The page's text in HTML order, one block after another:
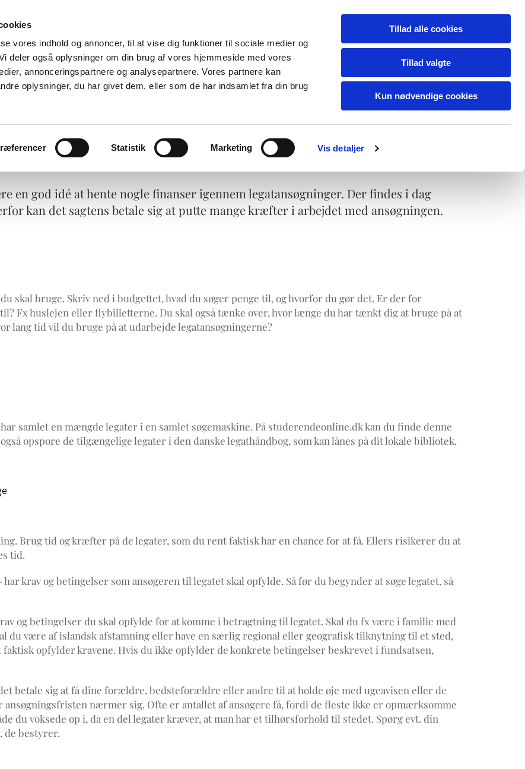
vores indhold og annoncer, til at vise dig funktioner til sociale medier og
deler også oplysninger om din brug af vores hjemmeside med vores
annonceringspartnere og analysepartnere. Vores partnere kan
oplysninger, du har givet dem, eller som de har indsamlet fra din brug
Statistik Marketing Vis detaljer
Tillad alle cookies
Tillad valgte
Kun nødvendige cookies
Hjælp til Jobansøgning og CV
Jobforløb Priser Bliv klædt på til jobsamtalen Kontakt
gode legater?
en god idé at hente nogle finanser igennem legatansøgninger. Der findes i dag
kan det sagtens betale sig at putte mange kræfter i arbejdet med ansøgningen.
skal bruge. Skriv ned i budgettet, hvad du søger penge til, og hvorfor du gør det. Er der for
Fx huslejen eller flybilletterne. Du skal også tænke over, hvor længe du har tænkt dig at bruge på at
lang tid vil du bruge på at udarbejde legatansøgningerne?
samlet en mængde legater i en samlet søgemaskine. På studerendeonline.dk kan du finde denne
opspore de tilgængelige legater i den danske legathåndbog, som kan lånes på dit lokale bibliotek.
Brug tid og kræfter på de legater, som du rent faktisk har en chance for at få. Ellers risikerer du at
tid.
krav og betingelser som ansøgeren til legatet skal opfylde. Så før du begynder at søge legatet, så
og betingelser du skal opfylde for at komme i betragtning til legatet. Skal du fx være i familie med
du være af islandsk afstamning eller have en særlig regional eller geografisk tilknytning til et sted,
opfylder kravene. Hvis du ikke opfylder de konkrete betingelser beskrevet i fundsatsen,
betale sig at få dine forældre, bedsteforældre eller andre til at holde øje med ugeavisen eller de
ansøgningsfristen nærmer sig. Ofte er antallet af ansøgere få, fordi de fleste ikke er opmærksomme
du voksede op i, da en del legater kræver, at man har et tilhørsforhold til stedet. Spørg evt. din
de bestyrer.